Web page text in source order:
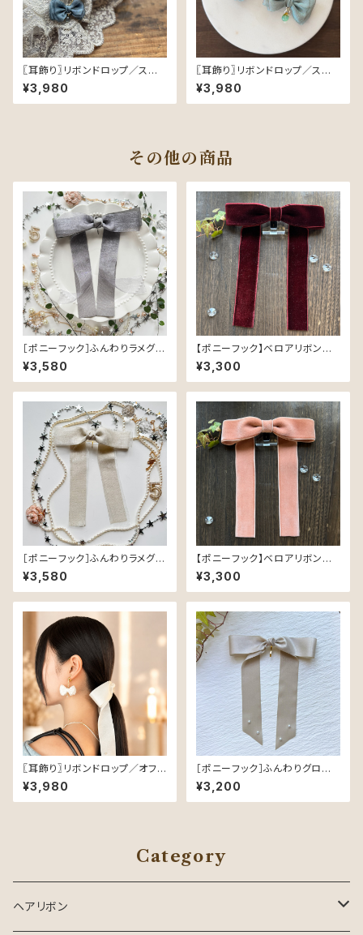
〖耳飾り〗リボンドロップ／スモ
ーキーブルー
¥3,980
〖耳飾り〗リボンドロップ／スモ
ーキーグリーン
¥3,980
その他の商品
［ポニーフック］ふんわりラメグロ
グラン／Gray（グレー）｜品よく
きらめく可憐なヘアリボン
¥3,580
【ポニーフック】ベロアリボン／
ワイン（36mm幅・214）
¥3,300
［ポニーフック］ふんわりラメグロ
グラン／Vanilla（バニラ））｜品
よくきらめく可憐なヘアリボン
¥3,580
【ポニーフック】ベロアリボン／
ベージュピンク（36mm幅・25
3）
¥3,300
〖耳飾り〗リボンドロップ／オフ
ホワイト
¥3,980
［ポニーフック］ふんわりグロスリ
ボン／Beige｜つやめく軽やか
なヘアリボン
¥3,200
Category
ヘアリボン